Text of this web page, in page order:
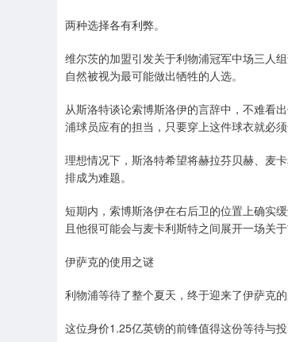
两种选择各有利弊。
维尔茨的加盟引发关于利物浦冠军中场三人
自然被视为最可能做出牺牲的人选。
从斯洛特谈论索博斯洛伊的言辞中，不难看
浦球员应有的担当，只要穿上这件球衣就必
理想情况下，斯洛特希望将赫拉芬贝赫、麦
排成为难题。
短期内，索博斯洛伊在右后卫的位置上确实
且他很可能会与麦卡利斯特之间展开一场关于
伊萨克的使用之谜
利物浦等待了整个夏天，终于迎来了伊萨克
这位身价1.25亿英镑的前锋值得这份等待与